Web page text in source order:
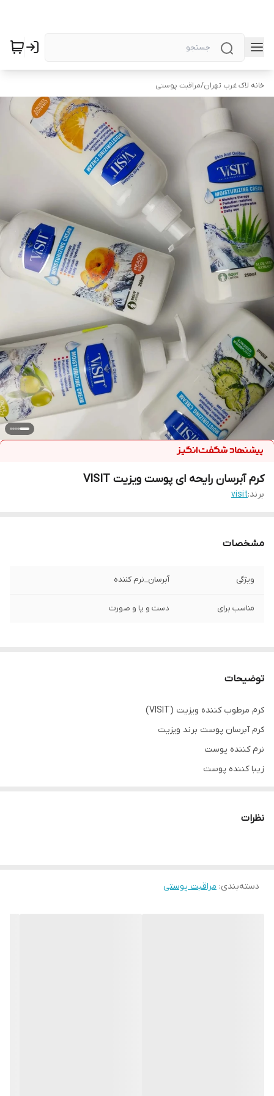
خانه لاک غرب تهران/مراقبت پوستی
کرم آبرسان رایحه ای پوست ویزیت VISIT
برند:visit
مشخصات
ویژگی آبرسان_نرم کننده
مناسب برای دست و پا و صورت
توضیحات
کرم مرطوب کننده ویزیت (VISIT)
کرم آبرسان پوست برند ویزیت
نرم کننده پوست
زیبا کننده پوست
این کرم برای انواع پوست مناسب بوده و رطوبت لازم را به پوست باز می
نظرات
دسته‌بندی: مراقبت پوستی